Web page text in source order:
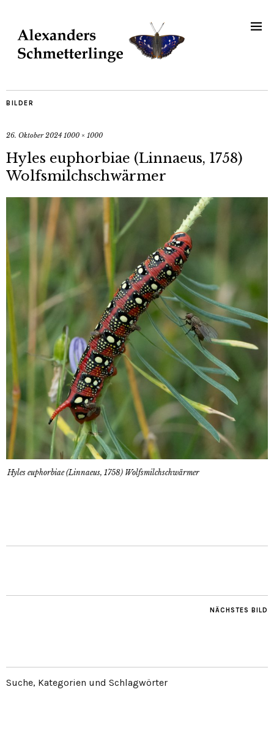
BILDER
26. Oktober 2024 1000 × 1000
Hyles euphorbiae (Linnaeus, 1758)
Wolfsmilchschwärmer
Hyles euphorbiae (Linnaeus, 1758) Wolfsmilchschwärmer
NÄCHSTES BILD
Suche, Kategorien und Schlagwörter